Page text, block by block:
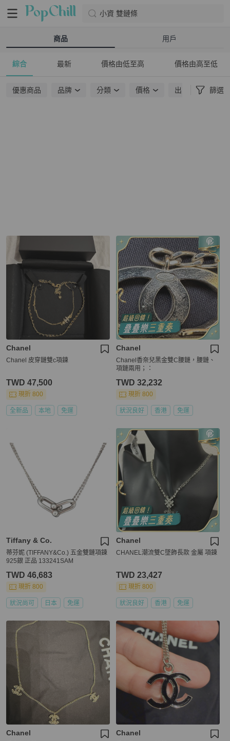
小資 雙鏈條
商品 用戶
綜合 最新 價格由低至高 價格由高至低
優惠商品 品牌 分類 價格 出貨地點 篩選
Chanel
Chanel 皮穿鏈雙c項鍊
TWD 47,500
現折 800
全新品 本地 免運
Chanel
Chanel香奈兒黑金雙C腰鏈，腰鏈、
項鏈兩用；：
TWD 32,232
現折 800
狀況良好 香港 免運
Tiffany & Co.
蒂芬妮 (TIFFANY&Co.) 五金雙鏈項鍊
925銀 正品 133241SAM
TWD 46,683
現折 800
狀況尚可 日本 免運
Chanel
CHANEL潮流雙C墜飾長款 金屬 項鍊
TWD 23,427
現折 800
狀況良好 香港 免運
Chanel Chanel